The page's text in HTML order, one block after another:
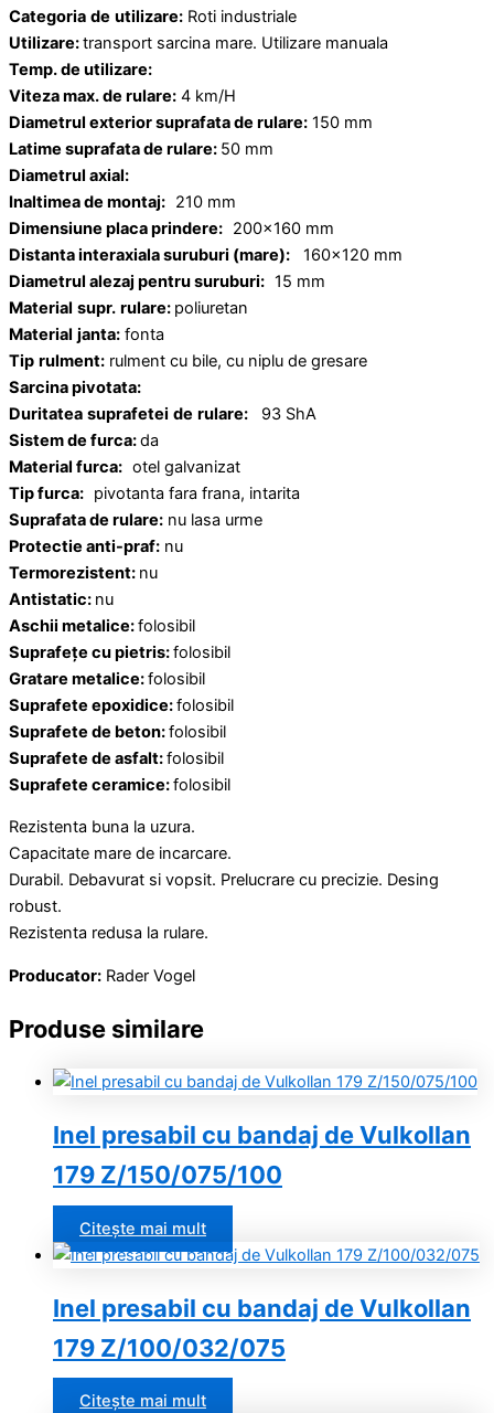
Categoria de utilizare: Roti industriale
Utilizare:transport sarcina mare. Utilizare manuala
Temp. de utilizare:
Viteza max. de rulare: 4 km/H
Diametrul exterior suprafata de rulare: 150 mm
Latime suprafata de rulare: 50 mm
Diametrul axial:
Inaltimea de montaj: 210 mm
Dimensiune placa prindere: 200×160 mm
Distanta interaxiala suruburi (mare): 160×120 mm
Diametrul alezaj pentru suruburi: 15 mm
Material supr. rulare: poliuretan
Material janta: fonta
Tip rulment: rulment cu bile, cu niplu de gresare
Sarcina pivotata:
Duritatea suprafetei de rulare: 93 ShA
Sistem de furca:da
Material furca: otel galvanizat
Tip furca: pivotanta fara frana, intarita
Suprafata de rulare: nu lasa urme
Protectie anti-praf: nu
Termorezistent: nu
Antistatic: nu
Aschii metalice:folosibil
Suprafețe cupietris:folosibil
Gratare metalice:folosibil
Suprafete epoxidice:folosibil
Suprafete de beton:folosibil
Suprafete de asfalt:folosibil
Suprafete ceramice:folosibil
Rezistenta buna la uzura.
Capacitate mare de incarcare.
Durabil. Debavurat si vopsit. Prelucrare cu precizie. Desing
robust.
Rezistenta redusa la rulare.
Producator: Rader Vogel
Produse similare
Inel presabil cu bandaj de Vulkollan
179 Z/150/075/100
Citește mai mult
Inel presabil cu bandaj de Vulkollan
179 Z/100/032/075
Citește mai mult